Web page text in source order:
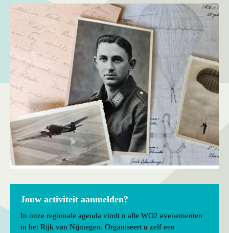
Jouw activiteit aanmelden?
In onze regionale agenda vindt u alle WO2 evenementen
in het Rijk van Nijmegen. Organiseert u zelf een